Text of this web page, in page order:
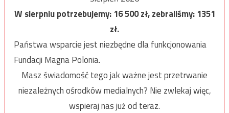
W sierpniu potrzebujemy:16 500zł, zebraliśmy:1351
zł.
Państwa wsparcie jest niezbędne dla funkcjonowania
Fundacji Magna Polonia.
Masz świadomość tego jak ważne jest przetrwanie
niezależnych ośrodków medialnych? Nie zwlekaj więc,
wspieraj nas już od teraz.